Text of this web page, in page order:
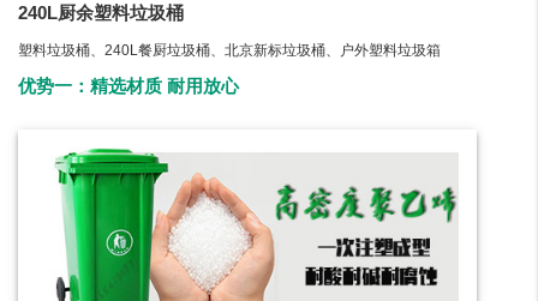
240L厨余塑料垃圾桶
塑料垃圾桶、240L餐厨垃圾桶、北京新标垃圾桶、户外塑料垃圾箱
优势一：精选材质 耐用放心